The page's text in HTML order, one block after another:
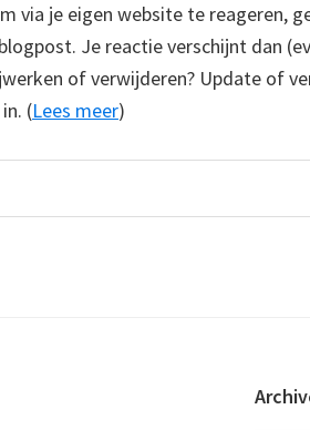
via je eigen website te reageren,
Je reactie verschijnt dan
of verwijderen? Update of
(Lees meer)